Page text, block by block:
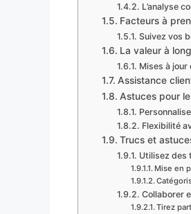
L’analyse
Facteurs à
Suivez vos
La valeur à
Mises à jour
Assistance
Astuces pour
Flexibilité
Trucs et
Utilisez des
Mise en
Collaborer
Tirez